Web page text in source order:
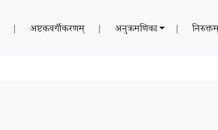
| अष्टकवर्गीकरणम् | अनुक्रमणिका |